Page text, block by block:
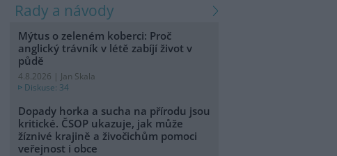
rady a návody
Mýtus o zeleném koberci: Proč
anglický trávník v létě zabíjí život v
půdě
4.8.2026 | Jan Skala
Diskuse: 34
Dopady horka a sucha na přírodu jsou
kritické. ČSOP ukazuje, jak může
žíznivé krajině a živočichům pomoci
veřejnost i obce